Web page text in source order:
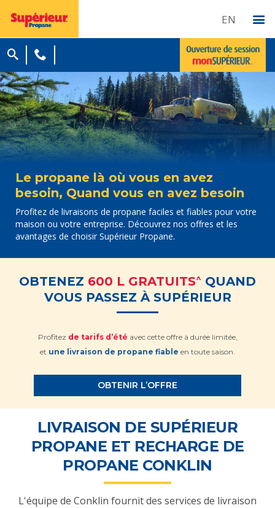
EN
Le propane là où vous en avez
besoin, Quand vous en avez besoin
Profitez de livraisons de propane faciles et fiables pour votre
maison ou votre entreprise. Découvrez nos offres et les
avantages de choisir Supérieur Propane.
OBTENEZ 600 L GRATUITS^ QUAND
VOUS PASSEZ À SUPÉRIEUR
Profitez de tarifs d’été avec cette offre à durée limitée,
et une livraison de propane fiable en toute saison.
OBTENIR L’OFFRE
LIVRAISON DE SUPÉRIEUR
PROPANE ET RECHARGE DE
PROPANE CONKLIN
L'équipe de Conklin fournit des services de livraison